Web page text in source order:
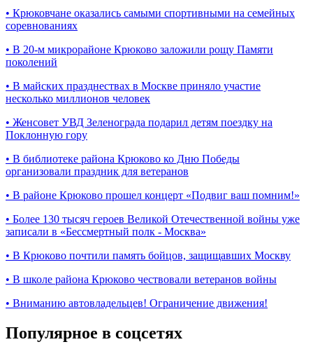
• Крюковчане оказались самыми спортивными на семейных
соревнованиях
• В 20-м микрорайоне Крюково заложили рощу Памяти
поколений
• В майских празднествах в Москве приняло участие
несколько миллионов человек
• Женсовет УВД Зеленограда подарил детям поездку на
Поклонную гору
• В библиотеке района Крюково ко Дню Победы
организовали праздник для ветеранов
• В районе Крюково прошел концерт «Подвиг ваш помним!»
• Более 130 тысяч героев Великой Отечественной войны уже
записали в «Бессмертный полк - Москва»
• В Крюково почтили память бойцов, защищавших Москву
• В школе района Крюково чествовали ветеранов войны
• Вниманию автовладельцев! Ограничение движения!
Популярное в соцсетях